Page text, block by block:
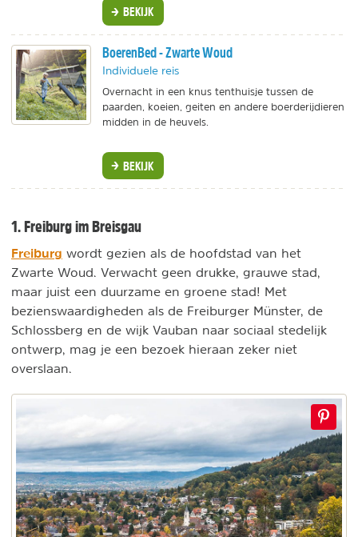
BEKIJK
BoerenBed - Zwarte Woud
Individuele reis
Overnacht in een knus tenthuisje tussen de
paarden, koeien, geiten en andere boerderijdieren
midden in de heuvels.
BEKIJK
1. Freiburg im Breisgau
Freiburg wordt gezien als de hoofdstad van het
Zwarte Woud. Verwacht geen drukke, grauwe stad,
maar juist een duurzame en groene stad! Met
bezienswaardigheden als de Freiburger Münster, de
Schlossberg en de wijk Vauban naar sociaal stedelijk
ontwerp, mag je een bezoek hieraan zeker niet
overslaan.